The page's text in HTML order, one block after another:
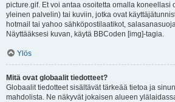
picture.gif. Et voi antaa osoitetta omalla koneellasi
yleinen palvelin) tai kuviin, jotka ovat
hotmail tai yahoo sähköpostilaatikot,
Näyttääksesi kuvan, käytä BBCoden [img]-tagia.
Ylös
Mitä ovat globaalit tiedotteet?
Globaalit tiedotteet sisältävät tärkeää tietoa ja
mahdolista. Ne näkyvät jokaisen alueen